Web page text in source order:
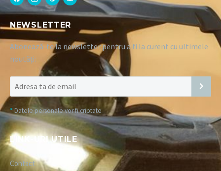
NEWSLETTER
Abonează-te la newsletter pentru a fi la curent cu ultimele
noutăți:
* Datele personale vor fi criptate
LINK-URI UTILE
Contact